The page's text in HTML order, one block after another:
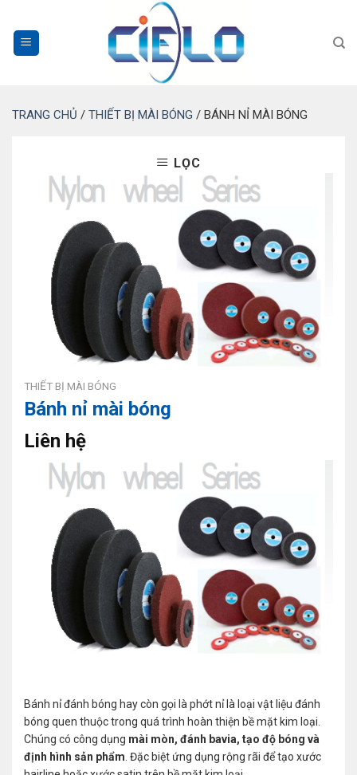
qua
nội
TRANG CHỦ / THIẾT BỊ MÀI BÓNG / BÁNH NỈ MÀI BÓNG
LỌC
THIẾT BỊ MÀI BÓNG
Bánh nỉ mài bóng
Liên hệ
Bánh nỉ đánh bóng hay còn gọi là phớt nỉ là loại vật liệu đánh
bóng quen thuộc trong quá trình hoàn thiện bề mặt kim loại.
Chúng có công dụng mài mòn, đánh bavia, tạo độ bóng và
định hình sản phẩm . Đặc biệt ứng dụng rộng rãi để tạo xước